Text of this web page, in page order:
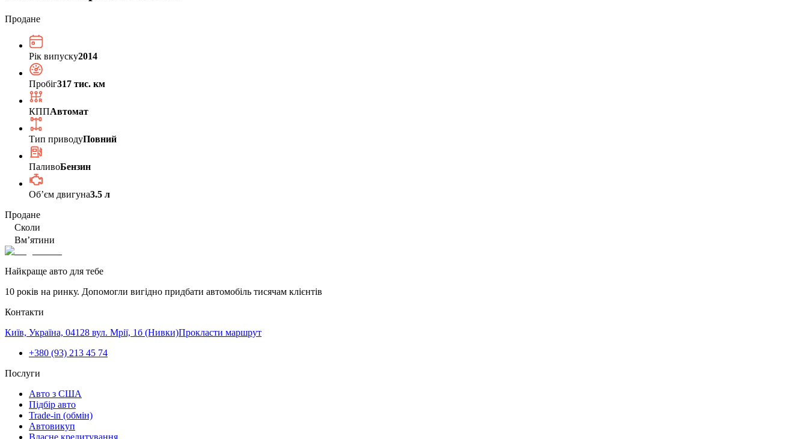
Продане
Рік випуску2014
Пробіг317 тис. км
КППАвтомат
Тип приводуПовний
ПаливоБензин
Обʼєм двигуна3.5 л
Продане
Сколи
Вм’ятини
Найкраще авто для тебе
10 років на ринку. Допомогли вигідно придбати автомобіль тисячам клієнтів
Контакти
Київ, Україна, 04128 вул. Мрії, 1б (Нивки)Прокласти маршрут
+380 (93) 213 45 74
Послуги
Авто з США
Підбір авто
Trade-in (обмін)
Автовикуп
Власне кредитування